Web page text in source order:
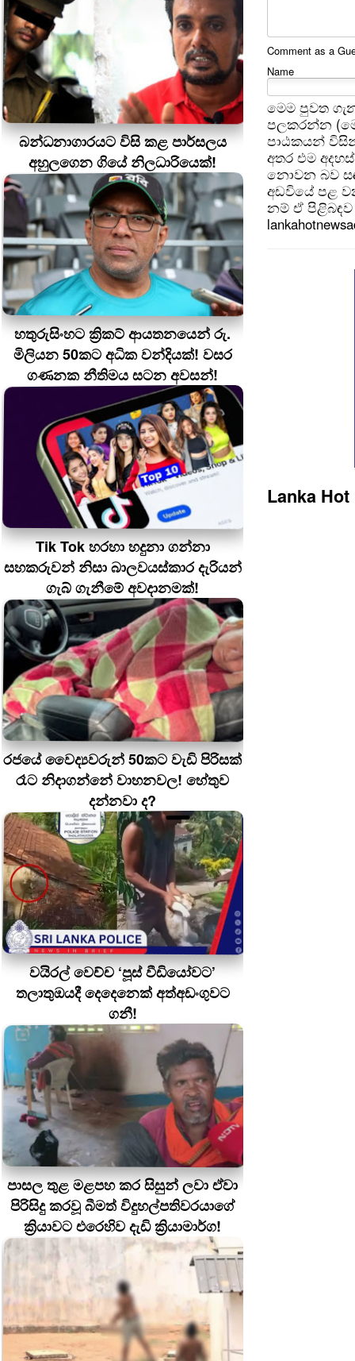
බන්ධනාගාරයට විසි කළ පාර්සලය
අහුලගෙන ගියේ නිලධාරියෙක්!
හතුරුසිංහට ක්‍රිකට් ආයතනයෙන් රු.
මිලියන 50කට අධික වන්දියක්! වසර
ගණනක නීතිමය සටන අවසන්!
Tik Tok හරහා හදුනා ගන්නා
සහකරුවන් නිසා බාලවයස්කාර දැරියන්
ගැබ් ගැනීමේ අවදානමක්!
රජයේ වෛද්‍යවරුන් 50කට වැඩි පිරිසක්
රෑට නිදාගන්නේ වාහනවල! හේතුව
දන්නවා ද?
වයිරල් වෙච්ච ‘පූස් වීඩියෝවට’
තලාතුඔයදී දෙදෙනෙක් අත්අඩංගුවට
ගනී!
පාසල තුළ මළපහ කර සිසුන් ලවා ඒවා
පිරිසිදු කරවූ බීමත් විදුහල්පතිවරයාගේ
ක්‍රියාවට එරෙහිව දැඩි ක්‍රියාමාර්ග!
Comment as a
Name
මෙම පුවත
පලකරන්න
පාඨකයන්
අතර එම
නොවන බව
අඩවියේ පළ
නම් ඒ පිළිබඳව
Lanka